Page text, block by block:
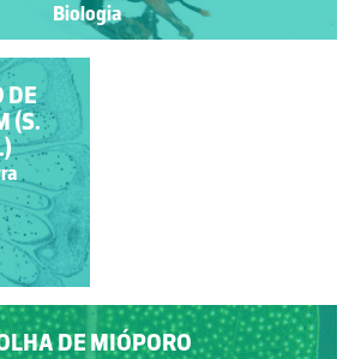
Biologia
DE
da
DE MIÓPORO
DE
(S.